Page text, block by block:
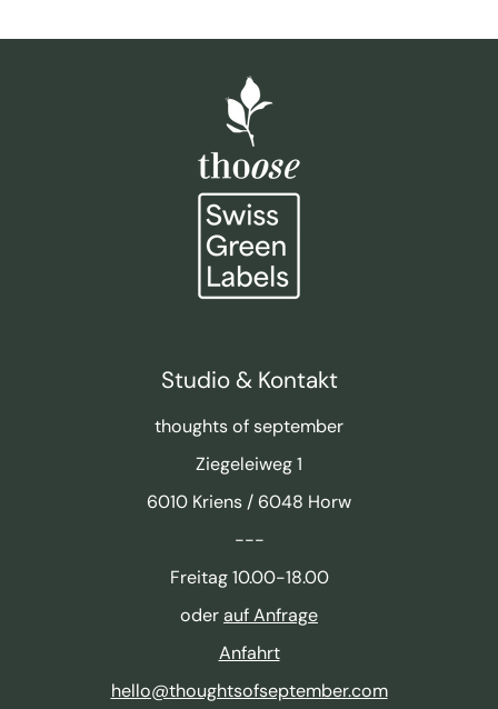
Studio & Kontakt
thoughts of september
Ziegeleiweg 1
6010 Kriens / 6048 Horw
---
Freitag 10.00-18.00
oderauf Anfrage
Anfahrt
hello@thoughtsofseptember.com